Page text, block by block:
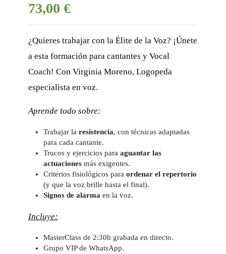
73,00 €
¿Quieres trabajar con la Élite de la Voz? ¡Únete
a esta formación para cantantes y Vocal
Coach! Con Virginia Moreno, Logopeda
especialista en voz.
Aprende todo sobre:
Trabajar la resistencia, con técnicas adaptadas
para cada cantante.
Trucos y ejercicios para aguantar las
actuaciones más exigentes.
Criterios fisiológicos para ordenar el repertorio
(y que la voz brille hasta el final).
Signos de alarma en la voz.
Incluye:
MasterClass de 2:30h grabada en directo.
Grupo VIP de WhatsApp.